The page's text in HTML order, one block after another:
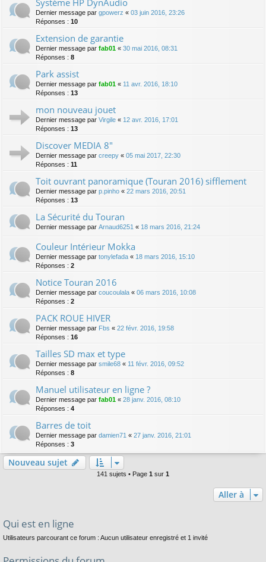
Dernier message par gpowerz « 03 juin 2016, 23:26
Réponses : 10
Extension de garantie
Dernier message par fab01 « 30 mai 2016, 08:31
Réponses : 8
Park assist
Dernier message par fab01 « 11 avr. 2016, 18:10
Réponses : 13
mon nouveau jouet
Dernier message par Virgile « 12 avr. 2016, 17:01
Réponses : 13
Discover MEDIA 8"
Dernier message par creepy « 05 mai 2017, 22:30
Réponses : 11
Toit ouvrant panoramique (Touran 2016) sifflement
Dernier message par p.pinho « 22 mars 2016, 20:51
Réponses : 13
La Sécurité du Touran
Dernier message par Arnaud6251 « 18 mars 2016, 21:24
Couleur Intérieur Mokka
Dernier message par tonylefada « 18 mars 2016, 15:10
Réponses : 2
Notice Touran 2016
Dernier message par coucoulala « 06 mars 2016, 10:08
Réponses : 2
PACK ROUE HIVER
Dernier message par Fbs « 22 févr. 2016, 19:58
Réponses : 16
Tailles SD max et type
Dernier message par smile68 « 11 févr. 2016, 09:52
Réponses : 8
Manuel utilisateur en ligne ?
Dernier message par fab01 « 28 janv. 2016, 08:10
Réponses : 4
Barres de toit
Dernier message par damien71 « 27 janv. 2016, 21:01
Réponses : 3
Nouveau sujet
141 sujets • Page 1 sur 1
Aller à
Qui est en ligne
Utilisateurs parcourant ce forum : Aucun utilisateur enregistré et 1 invité